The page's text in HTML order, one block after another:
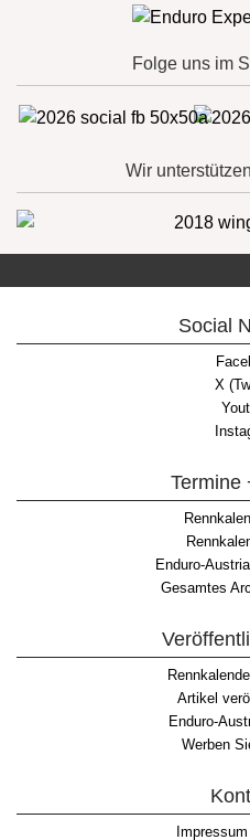
Folge uns im
Wir
Social
X
Termine
Enduro-
Gesamtes
Artikel
Enduro-
Werben